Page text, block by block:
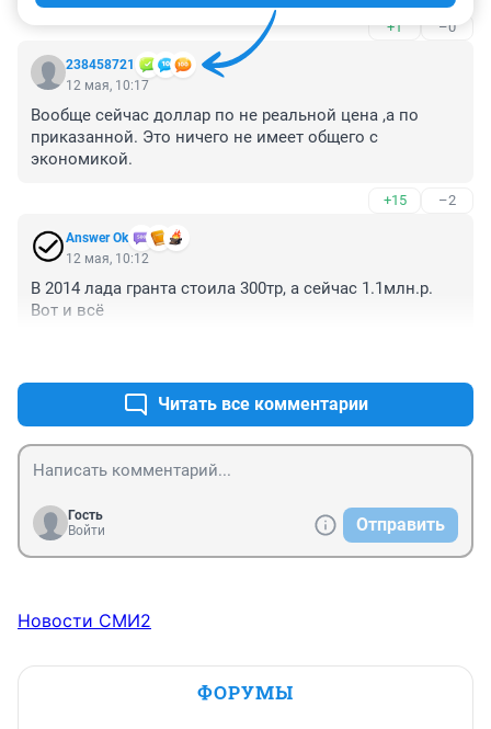
+1 –0
238458721
12 мая, 10:17
Вообще сейчас доллар по не реальной цена ,а по
приказанной. Это ничего не имеет общего с
экономикой.
+15 –2
Answer Ok
12 мая, 10:12
В 2014 лада гранта стоила 300тр, а сейчас 1.1млн.р.
Вот и всё
Читать все комментарии
Гость
Войти
Отправить
Новости СМИ2
ФОРУМЫ